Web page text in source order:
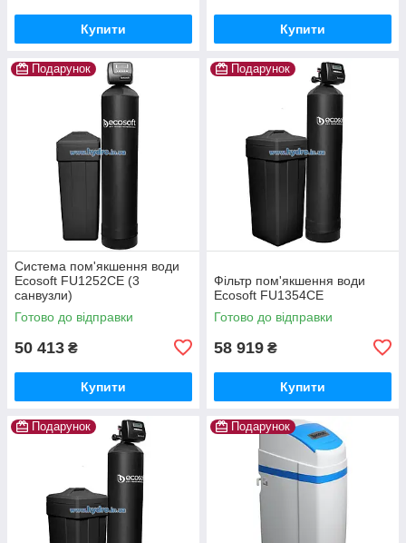
Купити Купити
Подарунок
Система пом'якшення води
Ecosoft FU1252CE (3
санвузли)
Готово до відправки
50 413 ₴
Купити
Подарунок
Фільтр пом'якшення води
Ecosoft FU1354CE
Готово до відправки
58 919 ₴
Купити
Подарунок Подарунок